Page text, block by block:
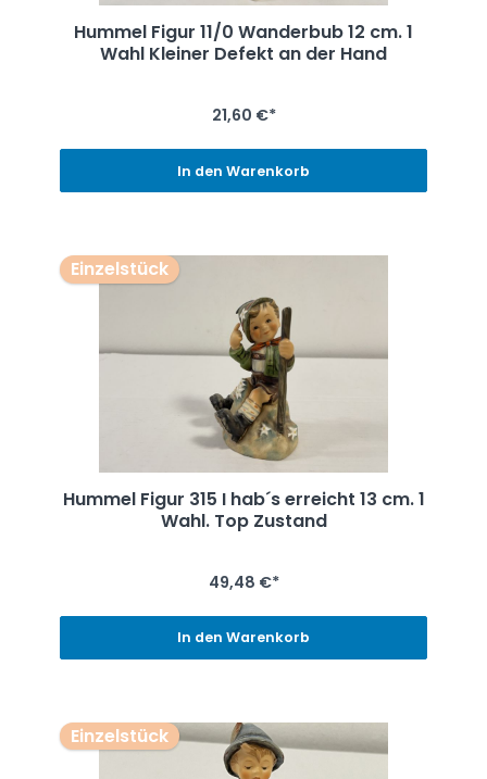
Hummel Figur 11/0 Wanderbub 12 cm. 1
Wahl Kleiner Defekt an der Hand
21,60 €*
In den Warenkorb
Einzelstück
Hummel Figur 315 I hab´s erreicht 13 cm. 1
Wahl. Top Zustand
49,48 €*
In den Warenkorb
Einzelstück